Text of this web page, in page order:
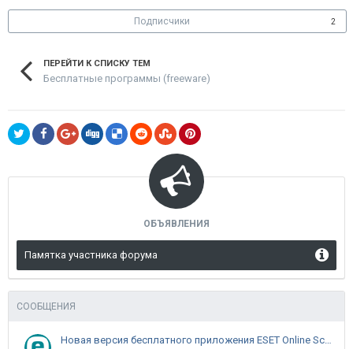
Подписчики 2
ПЕРЕЙТИ К СПИСКУ ТЕМ
Бесплатные программы (freeware)
ОБЪЯВЛЕНИЯ
Памятка участника форума
СООБЩЕНИЯ
Новая версия бесплатного приложения ESET Online Scanner доступна пользователям